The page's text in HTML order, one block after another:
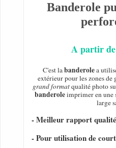
Banderole
A partir
C'est labanderolea
extérieur pour les zones de
grand formatqualité photo
banderoleimprimer en une
large
- Meilleur rapport
- Pour utilisation de